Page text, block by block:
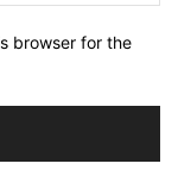
browser for the